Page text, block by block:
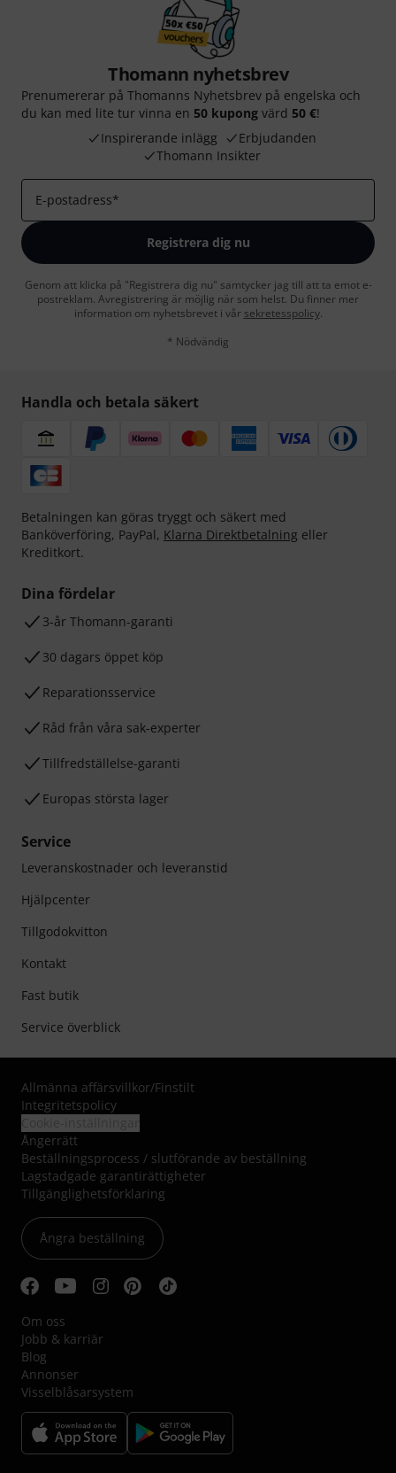
Thomann nyhetsbrev
Prenumererar på Thomanns Nyhetsbrev på engelska och
du kan med lite tur vinna en 50 kupong värd 50 €!
Inspirerande inlägg
Erbjudanden
Thomann Insikter
E-postadress*
Registrera dig nu
Genom att klicka på "Registrera dig nu" samtycker jag till att ta emot e-
postreklam. Avregistrering är möjlig när som helst. Du finner mer
information om nyhetsbrevet i vår sekretesspolicy.
* Nödvändig
Handla och betala säkert
Betalningen kan göras tryggt och säkert med
Banköverföring, PayPal, Klarna Direktbetalning eller
Kreditkort.
Dina fördelar
3-år Thomann-garanti
30 dagars öppet köp
Reparationsservice
Råd från våra sak-experter
Tillfredställelse-garanti
Europas största lager
Service
Leveranskostnader och leveranstid
Hjälpcenter
Tillgodokvitton
Kontakt
Fast butik
Service överblick
Allmänna affärsvillkor/Finstilt
Integritetspolicy
Ångerrätt
Beställningsprocess / slutförande av beställning
Lagstadgade garantirättigheter
Tillgänglighetsförklaring
Ångra beställning
Om oss
Jobb & karriär
Blog
Annonser
Visselblåsarsystem